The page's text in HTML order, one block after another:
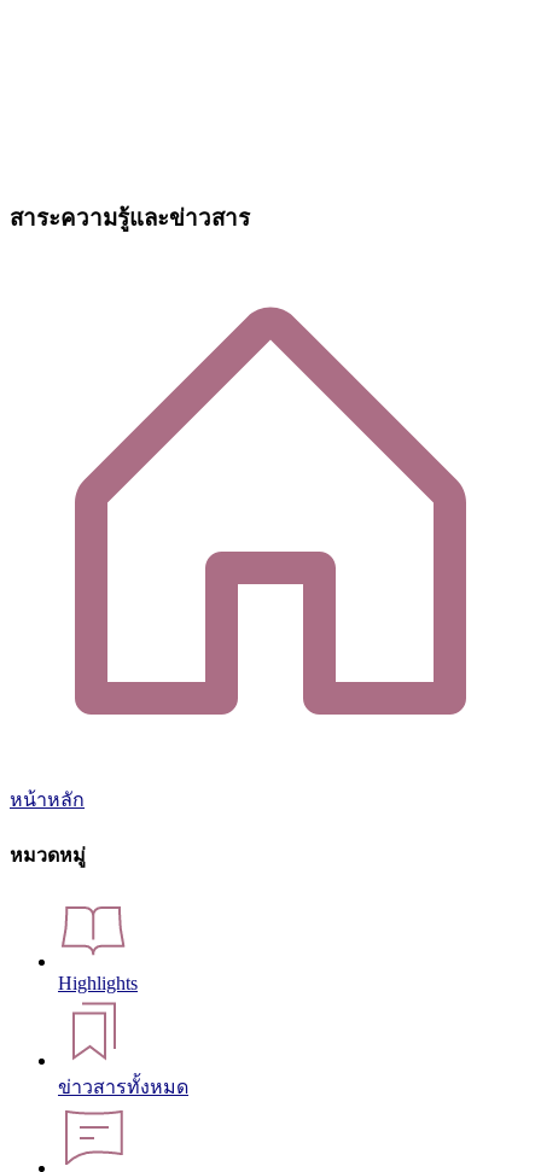
สาระความรู้และข่าวสาร
หน้าหลัก
หมวดหมู่
Highlights
ข่าวสารทั้งหมด